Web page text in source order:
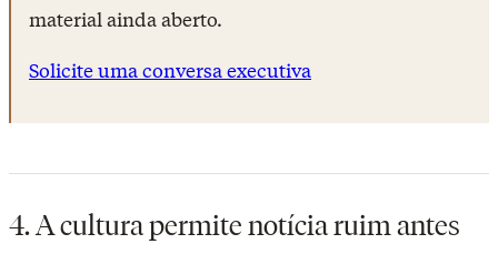
material ainda aberto.
Solicite uma conversa executiva
4. A cultura permite notícia ruim antes